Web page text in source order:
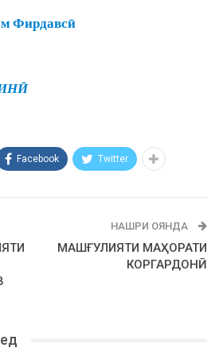
Facebook Twitter
НАШРИ ОЯНДА
МАШҒУЛИЯТИ МАҲОРАТИ
КОРГАРДОНӢ